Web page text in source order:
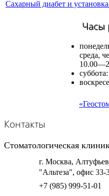
Сахарный диабет и
Часы
среда,
Контакты
Стоматологическая
г. Москва,
"Альтеза", офис 33-
+7 (985) 999-51-01